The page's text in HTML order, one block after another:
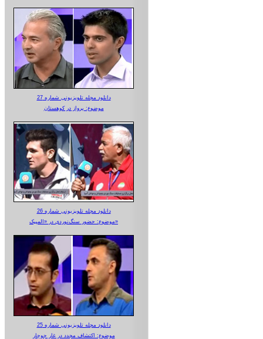
دانلود مجله تلویزیونی شماره 27
موضوع: پرواز در کوهستان
دانلود مجله تلویزیونی شماره 26
موضوع: حضور سنگ‌نوردی در «المپیک»
دانلود مجله تلویزیونی شماره 25
موضوع: اکتشاف مجدد در غار جوجار